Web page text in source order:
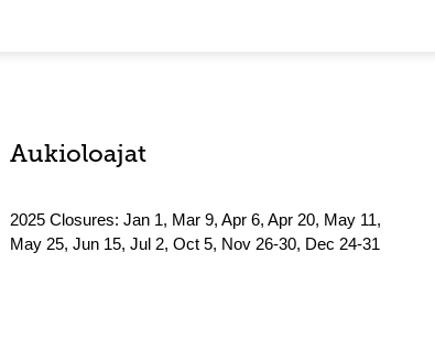
Aukioloajat
2025 Closures: Jan 1, Mar 9, Apr 6, Apr 20, May 11,
May 25, Jun 15, Jul 2, Oct 5, Nov 26-30, Dec 24-31